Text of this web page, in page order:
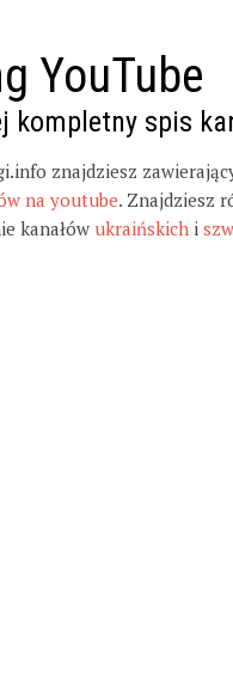
YouTube
kompletny spis
znajdziesz
na youtube. Znajdziesz
kanałów ukraińskich i